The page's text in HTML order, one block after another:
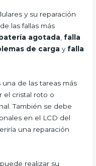
y su reparación
las fallas más
batería agotada ,falla
de carga yfalla
de las tareas más
el cristal roto o
También se debe
en el LCD del
una reparación
realizar su